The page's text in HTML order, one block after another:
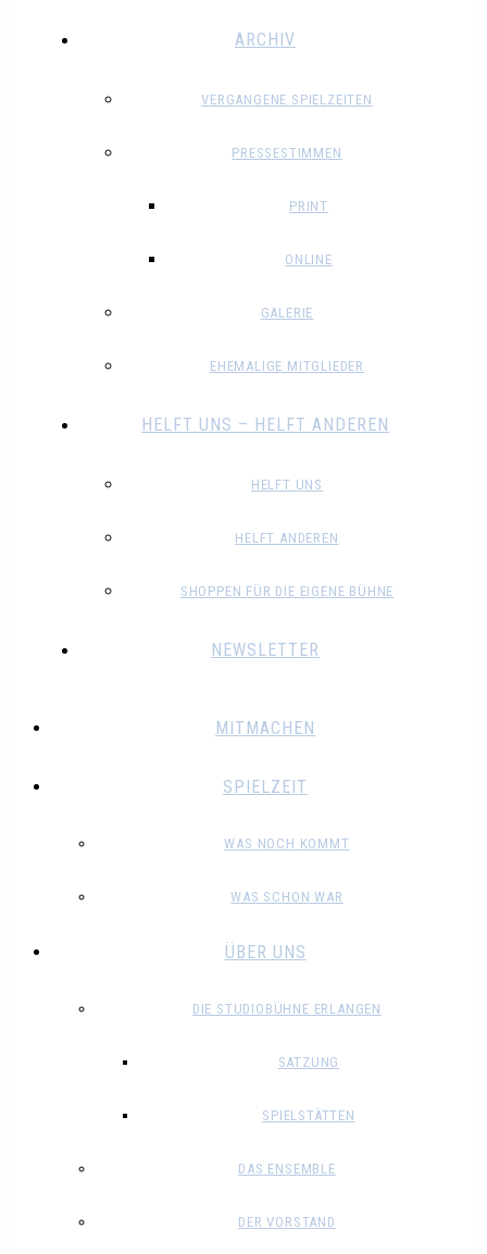
ARCHIV
VERGANGENE SPIELZEITEN
PRESSESTIMMEN
PRINT
ONLINE
GALERIE
EHEMALIGE MITGLIEDER
HELFT UNS – HELFT ANDEREN
HELFT UNS
HELFT ANDEREN
SHOPPEN FÜR DIE EIGENE BÜHNE
NEWSLETTER
MITMACHEN
SPIELZEIT
WAS NOCH KOMMT
WAS SCHON WAR
ÜBER UNS
DIE STUDIOBÜHNE ERLANGEN
SATZUNG
SPIELSTÄTTEN
DAS ENSEMBLE
DER VORSTAND